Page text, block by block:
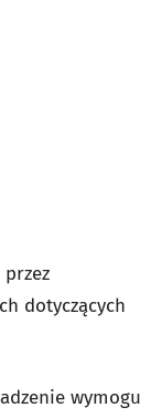
dotyczących
wymogu